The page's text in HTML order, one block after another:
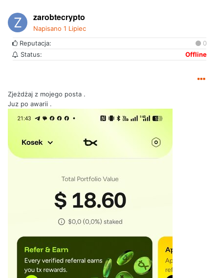
zarobtecrypto
Napisano 1 Lipiec
Reputacja:
0
Status:
Offline
Zjeżdżaj z mojego posta .
Juz po awarii .